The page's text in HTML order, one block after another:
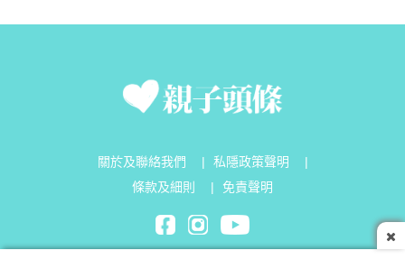
關於及聯絡我們 私隱政策聲明
條款及細則
免責聲明